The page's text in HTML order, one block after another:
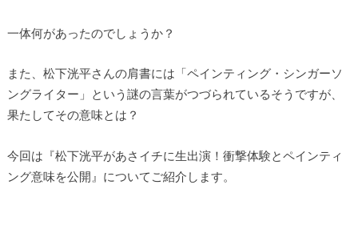
一体何があったのでしょうか？
また、松下洸平さんの肩書には「ペインティング・シンガーソ
ングライター」という謎の言葉がつづられているそうですが、
果たしてその意味とは？
今回は『松下洸平があさイチに生出演！衝撃体験とペインティ
ング意味を公開』についてご紹介します。